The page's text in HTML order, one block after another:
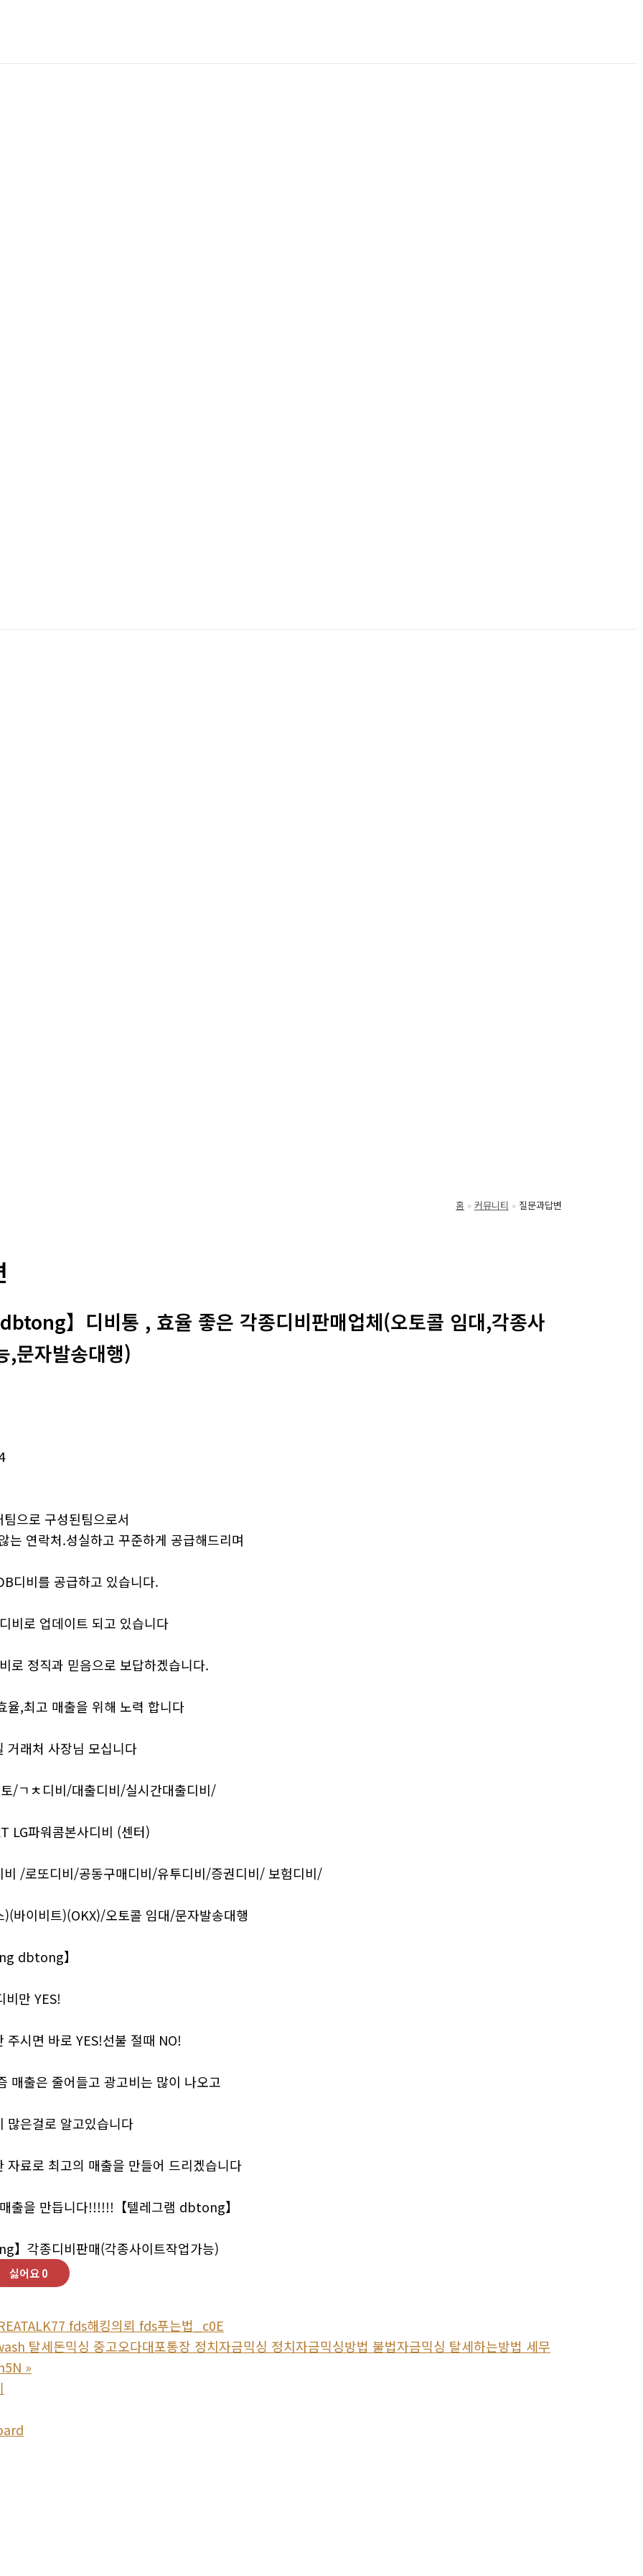
홈 커뮤니티 질문과답변
】디비통 , 효율 좋은 각종디비판매업체(오토콜 임대,각종사
,문자발송대행)
으로 구성된팀으로서
는 연락처.성실하고 꾸준하게 공급해드리며
디비를 공급하고 있습니다.
비로 업데이트 되고 있습니다
로 정직과 믿음으로 보답하겠습니다.
율,최고 매출을 위해 노력 합니다
거래처 사장님 모십니다
/ㄱㅊ디비/대출디비/실시간대출디비/
LG파워콤본사디비 (센터)
/로또디비/공동구매디비/유투디비/증권디비/ 보험디비/
)(바이비트)(OKX)/오토콜 임대/문자발송대행
dbtong】
만 YES!
주시면 바로 YES!선불 절때 NO!
매출은 줄어들고 광고비는 많이 나오고
많은걸로 알고있습니다
자료로 최고의 매출을 만들어 드리겠습니다
출을 만듭니다!!!!!!【텔레그램 dbtong】
】각종디비판매(각종사이트작업가능)
싫어요0
fds해킹의뢰 fds푸는법_c0E
탈세돈믹싱 중고오다대포통장 정치자금믹싱 정치자금믹싱방법 불법자금믹싱 탈세하는방법 세무
»